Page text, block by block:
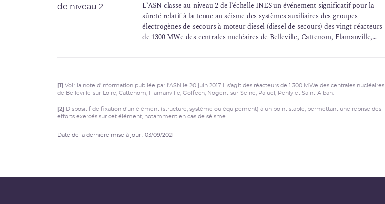
L’ASN classe au niveau 2 de l’échelle INES un événement significatif pour la
sûreté relatif à la tenue au séisme des systèmes auxiliaires des groupes
électrogènes de secours à moteur diesel (diesel de secours) des vingt réacteurs
de 1300 MWe des centrales nucléaires de Belleville, Cattenom, Flamanville,
Voir la note d’information publiée par l’ASN le 20 juin 2017. Il s’agit des réacteurs de 1 300 MWe des centrales nucléaires
de Belleville-sur-Loire, Cattenom, Flamanville, Golfech, Nogent-sur-Seine, Paluel, Penly et Saint-Alban.
[2]
Dispositif de fixation d’un élément (structure, système ou équipement) à un point stable, permettant une reprise des
efforts exercés sur cet élément, notamment en cas de séisme.
Date de la dernière mise à jour : 03/09/2021